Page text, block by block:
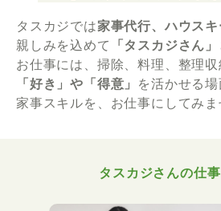
タスカジでは家事代行、ハウス
親しみを込めて
「タスカジさん
お仕事には、掃除、料理、整理
「好き」や「得意」
を活かせる場
家事スキルを、お仕事にしてみま
タスカジさんの仕